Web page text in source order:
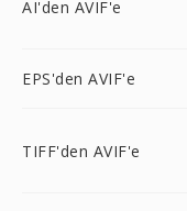
AI'den AVIF'e
EPS'den AVIF'e
TIFF'den AVIF'e